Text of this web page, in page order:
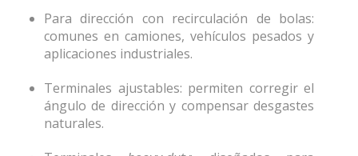
Para dirección con recirculación de bolas:
comunes en camiones, vehículos pesados y
aplicaciones industriales.
Terminales ajustables: permiten corregir el
ángulo de dirección y compensar desgastes
naturales.